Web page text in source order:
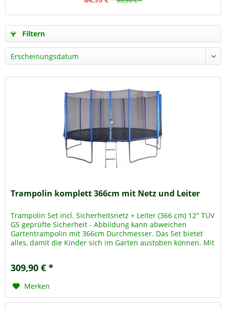
Filtern
Trampolin komplett 366cm mit Netz und Leiter
Trampolin Set incl. Sicherheitsnetz + Leiter (366 cm) 12" TÜV
GS geprüfte Sicherheit - Abbildung kann abweichen
Gartentrampolin mit 366cm Durchmesser. Das Set bietet
alles, damit die Kinder sich im Garten austoben können. Mit
309,90 € *
Merken